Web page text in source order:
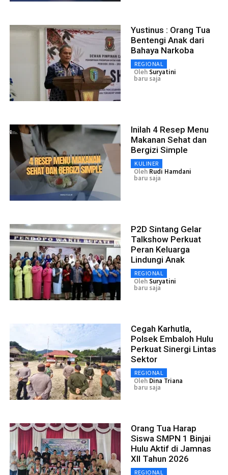
Yustinus : Orang Tua
Bentengi Anak dari
Bahaya Narkoba
REGIONAL
OlehSuryatini
baru saja
Inilah 4 Resep Menu
Makanan Sehat dan
Bergizi Simple
KULINER
Oleh Rudi Hamdani
baru saja
P2D Sintang Gelar
Talkshow Perkuat
Peran Keluarga
Lindungi Anak
REGIONAL
OlehSuryatini
baru saja
Cegah Karhutla,
Polsek Embaloh Hulu
Perkuat Sinergi Lintas
Sektor
REGIONAL
Oleh Dina Triana
baru saja
Orang Tua Harap
Siswa SMPN 1 Binjai
Hulu Aktif di Jamnas
XII Tahun 2026
REGIONAL